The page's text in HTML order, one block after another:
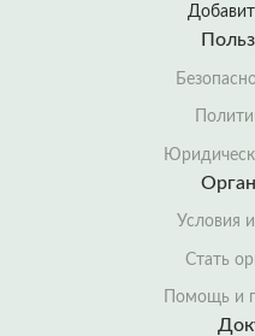
Условия
Стать
Помощь и